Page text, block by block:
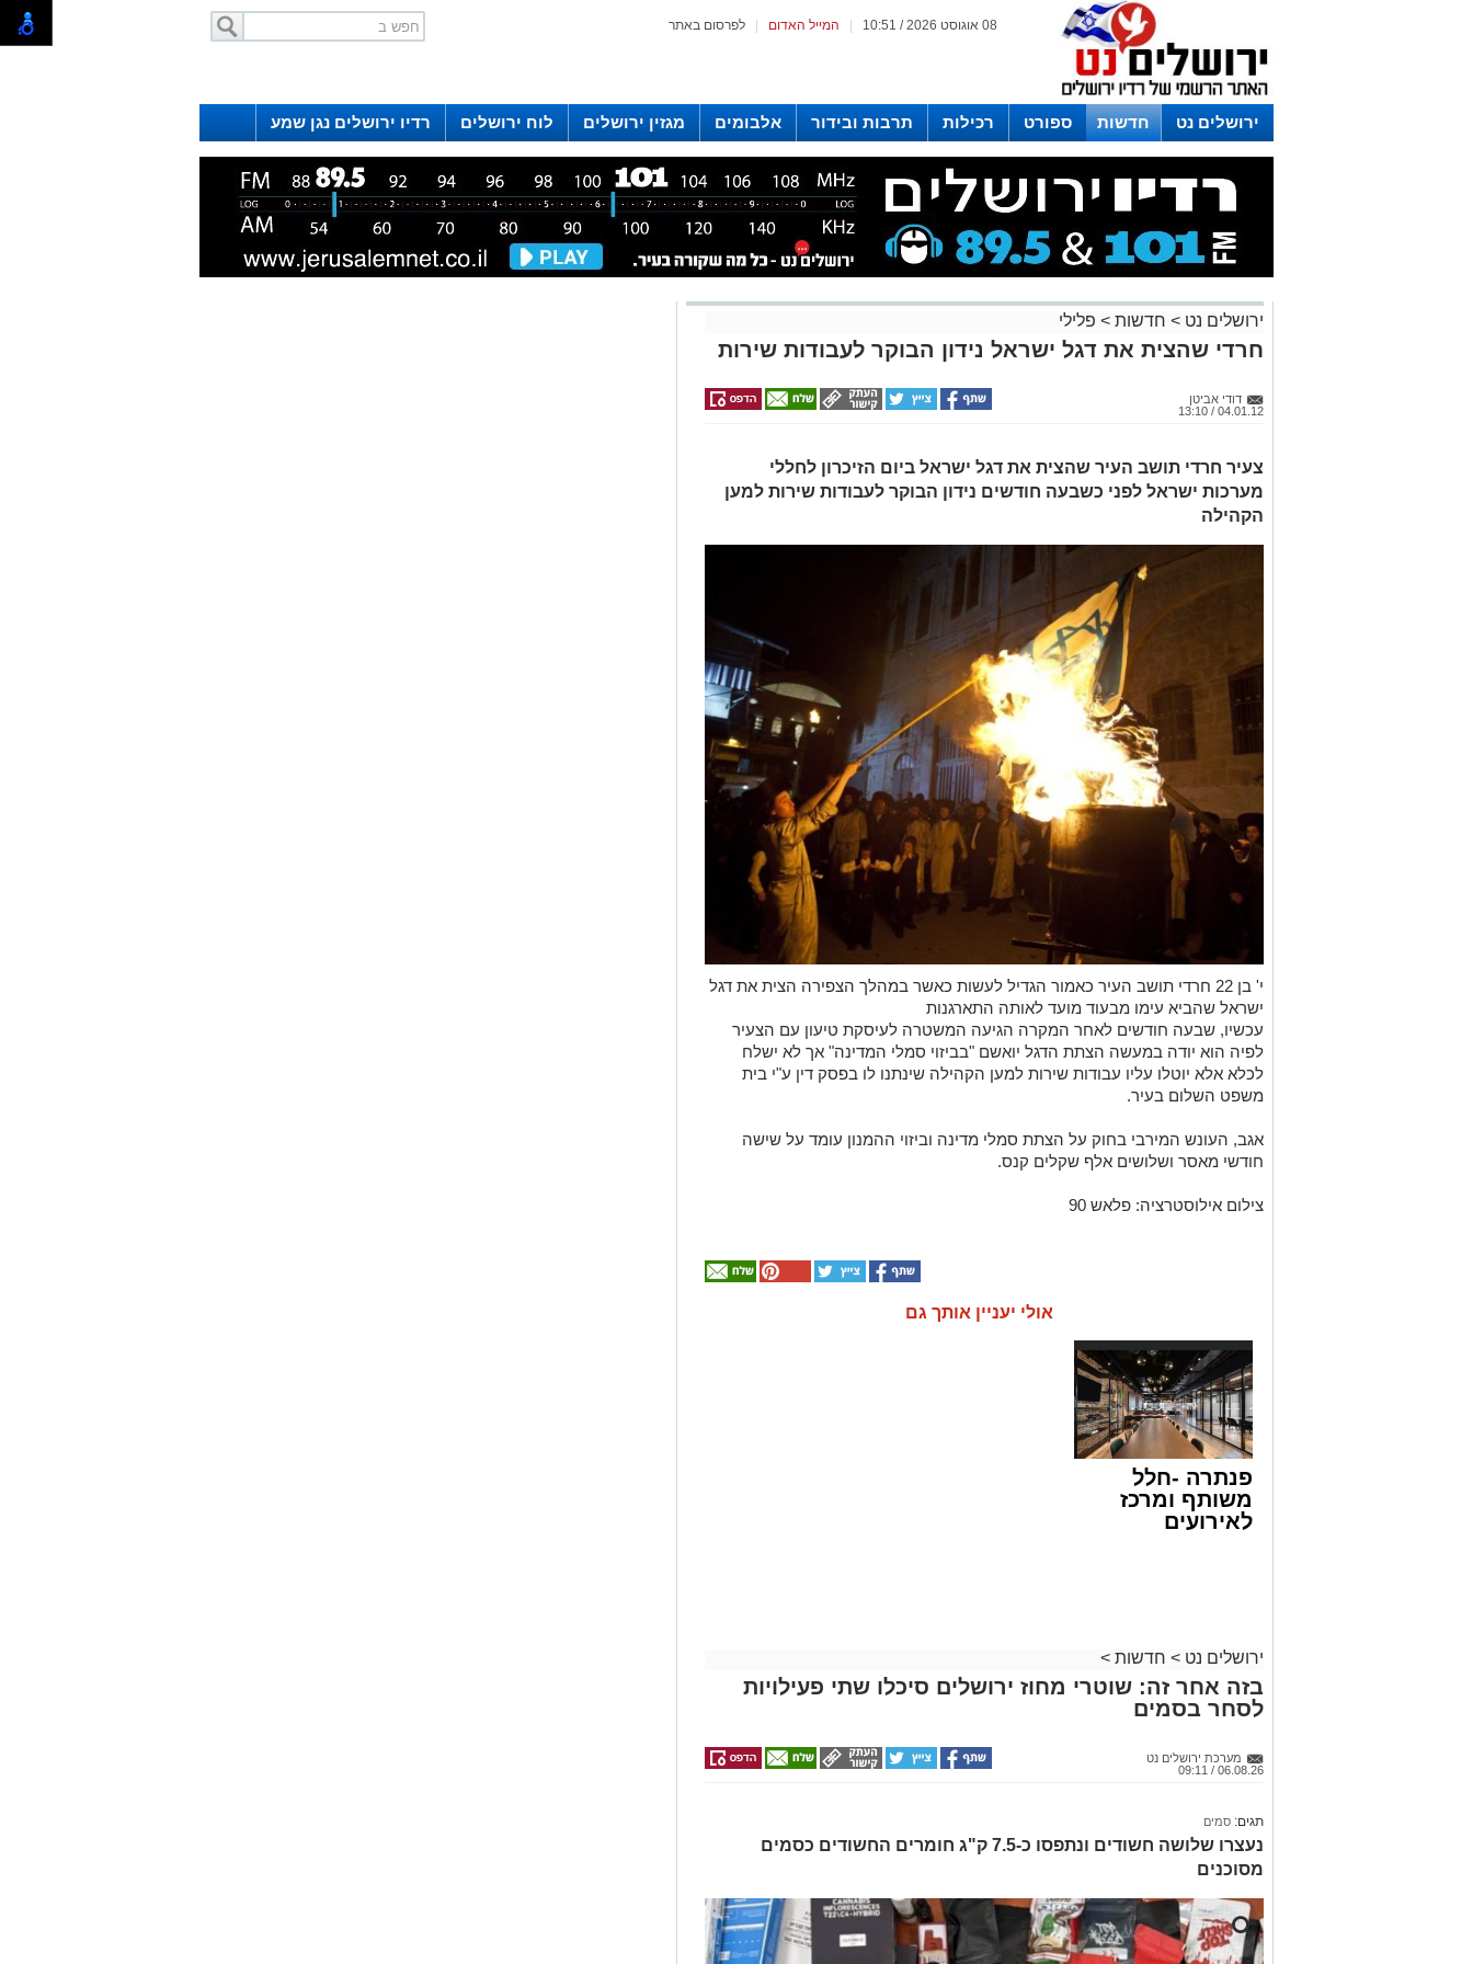
לפרסום באתר המייל האדום 08 אוגוסט 2026 / 10:51
ירושלים נט חדשות ספורט רכילות תרבות ובידור אלבומים מגזין ירושלים לוח ירושלים
רדיו ירושלים נגן שמע
לפרסום ברדיו צרו קשר
לוח שדורים רדיו ירושלים
ירושלים נט > חדשות > פלילי
חרדי שהצית את דגל ישראל נידון הבוקר לעבודות שירות
דודי אביטן
04.01.12 / 13:10
צעיר חרדי תושב העיר שהצית את דגל ישראל ביום הזיכרון לחללי
מערכות ישראל לפני כשבעה חודשים נידון הבוקר לעבודות שירות למען
הקהילה
י' בן 22 חרדי תושב העיר כאמור הגדיל לעשות כאשר במהלך הצפירה הצית את דגל
ישראל שהביא עימו מבעוד מועד לאותה התארגנות
עכשיו, שבעה חודשים לאחר המקרה הגיעה המשטרה לעיסקת טיעון עם הצעיר
לפיה הוא יודה במעשה הצתת הדגל יואשם "בביזוי סמלי המדינה" אך לא ישלח
לכלא אלא יוטלו עליו עבודות שירות למען הקהילה שינתנו לו בפסק דין ע"י בית
משפט השלום בעיר.
אגב, העונש המירבי בחוק על הצתת סמלי מדינה וביזוי ההמנון עומד על שישה
חודשי מאסר ושלושים אלף שקלים קנס.
צילום אילוסטרציה: פלאש 90
אולי יעניין אותך גם
פנתרה -חלל
משותף ומרכז
לאירועים
ירושלים נט > חדשות >
בזה אחר זה: שוטרי מחוז ירושלים סיכלו שתי פעילויות
לסחר בסמים
מערכת ירושלים נט
06.08.26 / 09:11
תגים: סמים
נעצרו שלושה חשודים ונתפסו כ-7.5 ק"ג חומרים החשודים כסמים
מסוכנים